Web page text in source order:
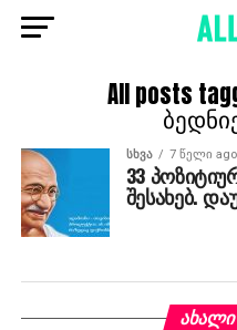
All posts
ᲡᲮᲕᲐ 7 წელი ago
33
შესახებ.
ᲐᲮᲐᲚᲘ